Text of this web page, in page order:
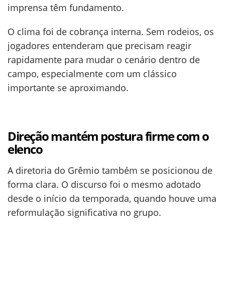
imprensa têm fundamento.
O clima foi de cobrança interna. Sem rodeios, os
jogadores entenderam que precisam reagir
rapidamente para mudar o cenário dentro de
campo, especialmente com um clássico
importante se aproximando.
Direção mantém postura firme com o
elenco
A diretoria do Grêmio também se posicionou de
forma clara. O discurso foi o mesmo adotado
desde o início da temporada, quando houve uma
reformulação significativa no grupo.